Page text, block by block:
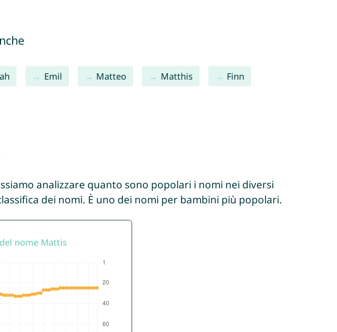
Emil Matteo Matthis Finn
analizzare quanto sono popolari i nomi nei diversi
dei nomi. È uno dei nomi per bambini più popolari.